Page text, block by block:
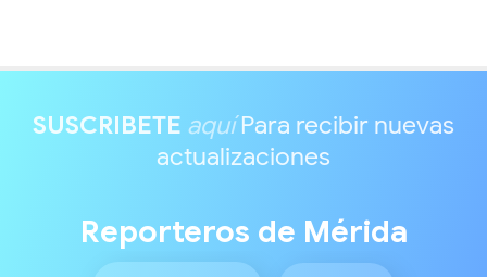
SUSCRIBETE aquíPara recibir nuevas
actualizaciones
Reporteros de Mérida